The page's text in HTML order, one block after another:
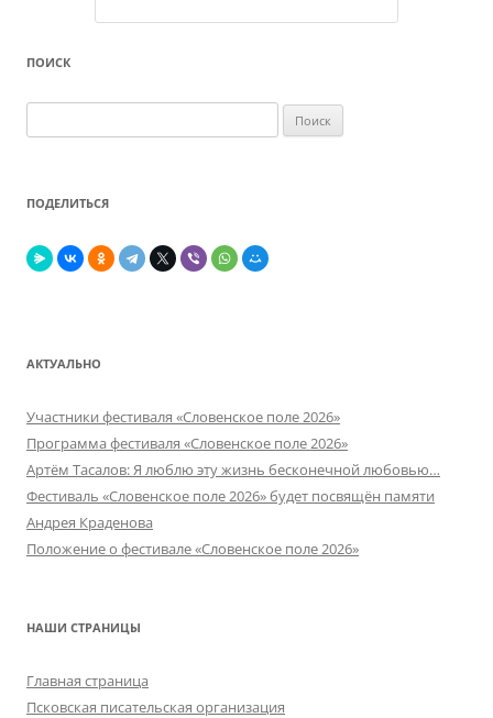
ПОИСК
ПОДЕЛИТЬСЯ
АКТУАЛЬНО
Участники фестиваля «Словенское поле 2026»
Программа фестиваля «Словенское поле 2026»
Артём Тасалов: Я люблю эту жизнь бесконечной любовью…
Фестиваль «Словенское поле 2026» будет посвящён памяти
Андрея Краденова
Положение о фестивале «Словенское поле 2026»
НАШИ СТРАНИЦЫ
Главная страница
Псковская писательская организация